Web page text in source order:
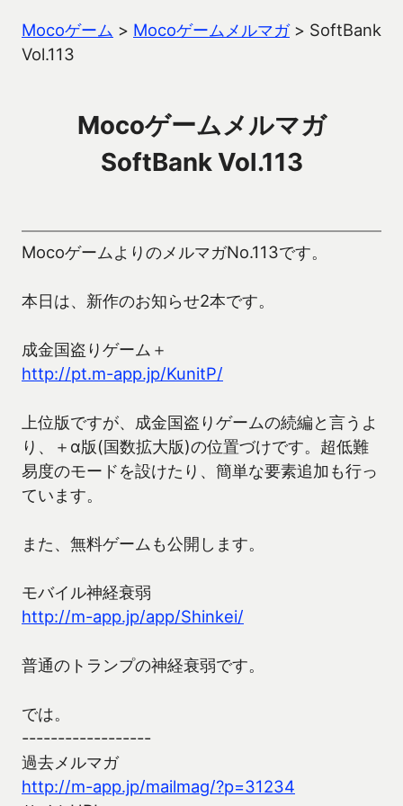
Mocoゲーム > Mocoゲームメルマガ> SoftBank
Vol.113
Mocoゲームメルマガ
SoftBank Vol.113
MocoゲームよりのメルマガNo.113です。
本日は、新作のお知らせ2本です。
成金国盗りゲーム＋
http://pt.m-app.jp/KunitP/
上位版ですが、成金国盗りゲームの続編と言うよ
り、＋α版(国数拡大版)の位置づけです。超低難
易度のモードを設けたり、簡単な要素追加も行っ
ています。
また、無料ゲームも公開します。
モバイル神経衰弱
http://m-app.jp/app/Shinkei/
普通のトランプの神経衰弱です。
では。
------------------
過去メルマガ
http://m-app.jp/mailmag/?p=31234